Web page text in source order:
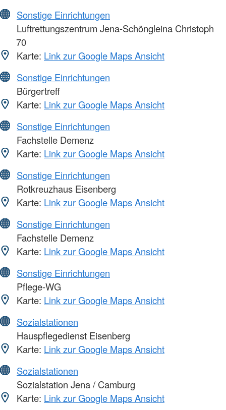
Sonstige Einrichtungen
Luftrettungszentrum Jena-Schöngleina Christoph
70
Karte: Link zur Google Maps Ansicht
Sonstige Einrichtungen
Bürgertreff
Karte: Link zur Google Maps Ansicht
Sonstige Einrichtungen
Fachstelle Demenz
Karte: Link zur Google Maps Ansicht
Sonstige Einrichtungen
Rotkreuzhaus Eisenberg
Karte: Link zur Google Maps Ansicht
Sonstige Einrichtungen
Fachstelle Demenz
Karte: Link zur Google Maps Ansicht
Sonstige Einrichtungen
Pflege-WG
Karte: Link zur Google Maps Ansicht
Sozialstationen
Hauspflegedienst Eisenberg
Karte: Link zur Google Maps Ansicht
Sozialstationen
Sozialstation Jena / Camburg
Karte: Link zur Google Maps Ansicht